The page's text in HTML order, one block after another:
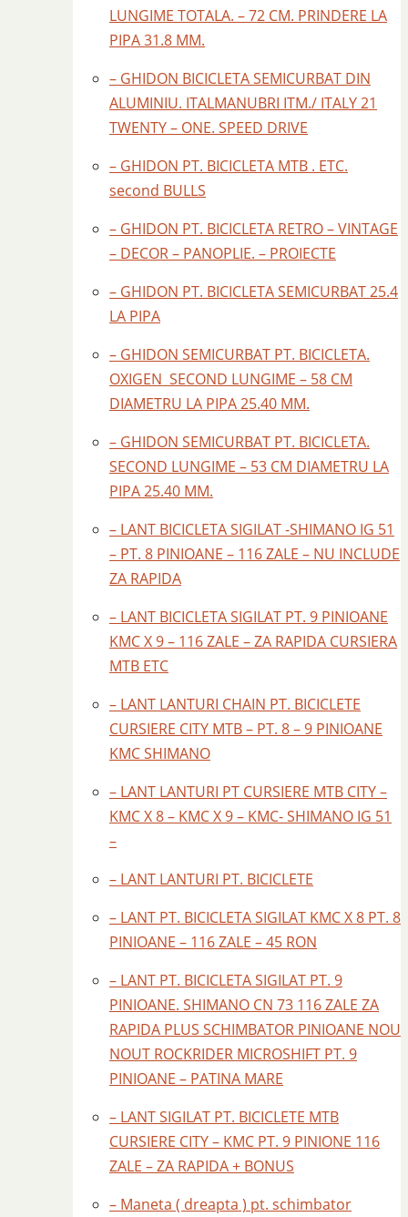
LUNGIME TOTALA. – 72 CM. PRINDERE LA
PIPA 31.8 MM.
– GHIDON BICICLETA SEMICURBAT DIN
ALUMINIU. ITALMANUBRI ITM./ ITALY 21
TWENTY – ONE. SPEED DRIVE
– GHIDON PT. BICICLETA MTB . ETC.
second BULLS
– GHIDON PT. BICICLETA RETRO – VINTAGE
– DECOR – PANOPLIE. – PROIECTE
– GHIDON PT. BICICLETA SEMICURBAT 25.4
LA PIPA
– GHIDON SEMICURBAT PT. BICICLETA.
OXIGEN SECOND LUNGIME – 58 CM
DIAMETRU LA PIPA 25.40 MM.
– GHIDON SEMICURBAT PT. BICICLETA.
SECOND LUNGIME – 53 CM DIAMETRU LA
PIPA 25.40 MM.
– LANT BICICLETA SIGILAT -SHIMANO IG 51
– PT. 8 PINIOANE – 116 ZALE – NU INCLUDE
ZA RAPIDA
– LANT BICICLETA SIGILAT PT. 9 PINIOANE
KMC X 9 – 116 ZALE – ZA RAPIDA CURSIERA
MTB ETC
– LANT LANTURI CHAIN PT. BICICLETE
CURSIERE CITY MTB – PT. 8 – 9 PINIOANE
KMC SHIMANO
– LANT LANTURI PT CURSIERE MTB CITY –
KMC X 8 – KMC X 9 – KMC- SHIMANO IG 51
–
– LANT LANTURI PT. BICICLETE
– LANT PT. BICICLETA SIGILAT KMC X 8 PT. 8
PINIOANE – 116 ZALE – 45 RON
– LANT PT. BICICLETA SIGILAT PT. 9
PINIOANE. SHIMANO CN 73 116 ZALE ZA
RAPIDA PLUS SCHIMBATOR PINIOANE NOU
NOUT ROCKRIDER MICROSHIFT PT. 9
PINIOANE – PATINA MARE
– LANT SIGILAT PT. BICICLETE MTB
CURSIERE CITY – KMC PT. 9 PINIONE 116
ZALE – ZA RAPIDA + BONUS
– Maneta ( dreapta ) pt. schimbator